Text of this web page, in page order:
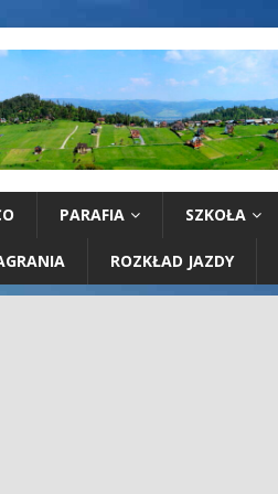
PARAFIA SZKOŁA
ROZKŁAD JAZDY